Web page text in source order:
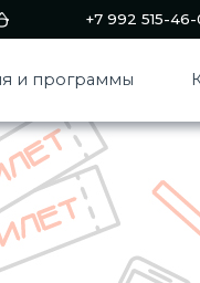
+7 992 515-46-
и программы